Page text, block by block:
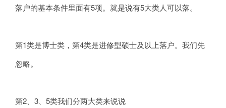
落户的基本条件里面有5项。就是说有5大类人可以落。
第1类是博士类，第4类是进修型硕士及以上落户。我们先
忽略。
第2、3、5类我们分两大类来说说